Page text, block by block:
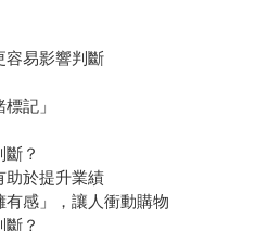
容易影響判斷
記」
斷？
助於提升業績
有感」，讓人衝動購物
斷？